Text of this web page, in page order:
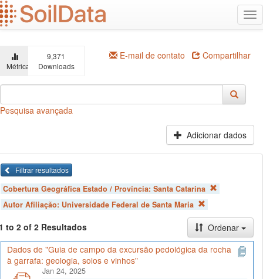
Ir
para
o
principal
Métricas
9,371
Downloads
E-mail de contato Compartilhar
Pesquisa avançada
Adicionar dados
Filtrar resultados
Cobertura Geográfica Estado / Província: Santa Catarina
Autor Afiliação: Universidade Federal de Santa Maria
to 2 of 2 Resultados
Ordenar
Dados de "Guia de campo da excursão pedológica da rocha
à garrafa: geologia, solos e vinhos"
Jan 24, 2025